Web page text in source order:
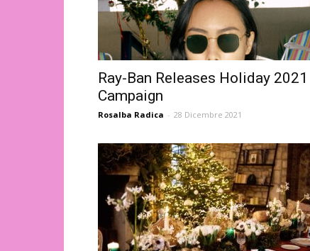
Ray-Ban Releases Holiday 2021
Campaign
Rosalba Radica - 28 Dicembre 2021